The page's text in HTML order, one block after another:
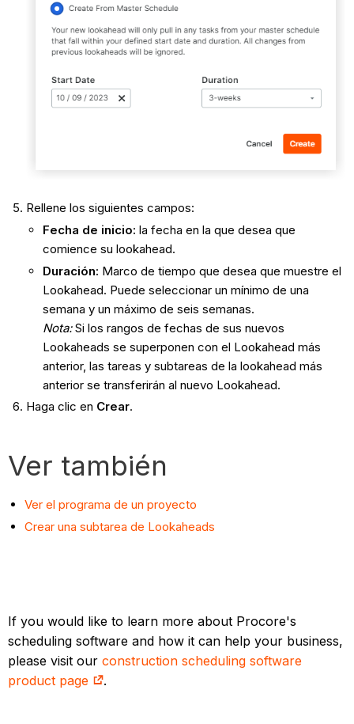
Rellene los siguientes campos:
Fecha de inicio: la fecha en la que desea que
comience su lookahead.
Duración: Marco de tiempo que desea que muestre el
Lookahead. Puede seleccionar un mínimo de una
semana y un máximo de seis semanas.
Nota:Si los rangos de fechas de sus nuevos
Lookaheads se superponen con el Lookahead más
anterior, las tareas y subtareas de la lookahead más
anterior se transferirán al nuevo Lookahead.
Haga clic en Crear.
Ver también
Ver el programa de un proyecto
Crear una subtarea de Lookaheads
If you would like to learn more about Procore's
scheduling software and how it can help your business,
please visit ourconstruction scheduling software
product page
.